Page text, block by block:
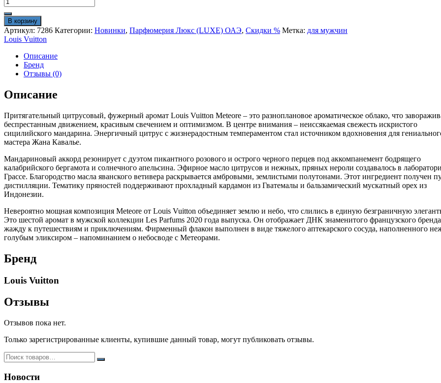
товара
Louis
Vuitton
"Meteore"
100
Люкс
В корзину
Артикул: 7286 Категории: Новинки, Парфюмерия Люкс (LUXE) ОАЭ, Скидки % Метка: для мужчин
Louis Vuitton
Описание
Бренд
Отзывы (0)
Описание
Притягательный цитрусовый, фужерный аромат Louis Vuitton Meteore – это разноплановое ароматическое облако, что
беспрестанным движением, красивым свечением и оптимизмом. В центре внимания – неиссякаемая свежесть искристого
сицилийского мандарина. Энергичный цитрус с жизнерадостным темпераментом стал источником вдохновения для
мастера Жана Кавалье.
Мандариновый аккорд резонирует с дуэтом пикантного розового и острого черного перцев под аккомпанемент бодрящего
калабрийского бергамота и солнечного апельсина. Эфирное масло цитрусов и нежных, пряных нероли создавалось в
Грассе. Благородство масла яванского ветивера раскрывается амбровыми, землистыми полутонами. Этот ингредиент получен
дистилляции. Тематику пряностей поддерживают прохладный кардамон из Гватемалы и бальзамический мускатный орех из
Индонезии.
Невероятно мощная композиция Meteore от Louis Vuitton объединяет землю и небо, что слились в единую безграничную
Это шестой аромат в мужской коллекции Les Parfums 2020 года выпуска. Он отображает ДНК знаменитого французского
жажду к путешествиям и приключениям. Фирменный флакон выполнен в виде тяжелого аптекарского сосуда, наполненного
голубым эликсиром – напоминанием о небосводе с Метеорами.
Бренд
Louis Vuitton
Отзывы
Отзывов пока нет.
Только зарегистрированные клиенты, купившие данный товар, могут публиковать отзывы.
Новости